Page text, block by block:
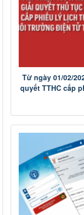
Từ ngày 01/02/
quyết TTHC cấp